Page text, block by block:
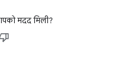
मदद मिली?